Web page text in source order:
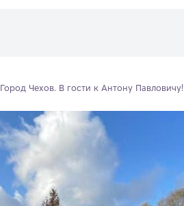
Город Чехов. В гости к Антону Павловичу!